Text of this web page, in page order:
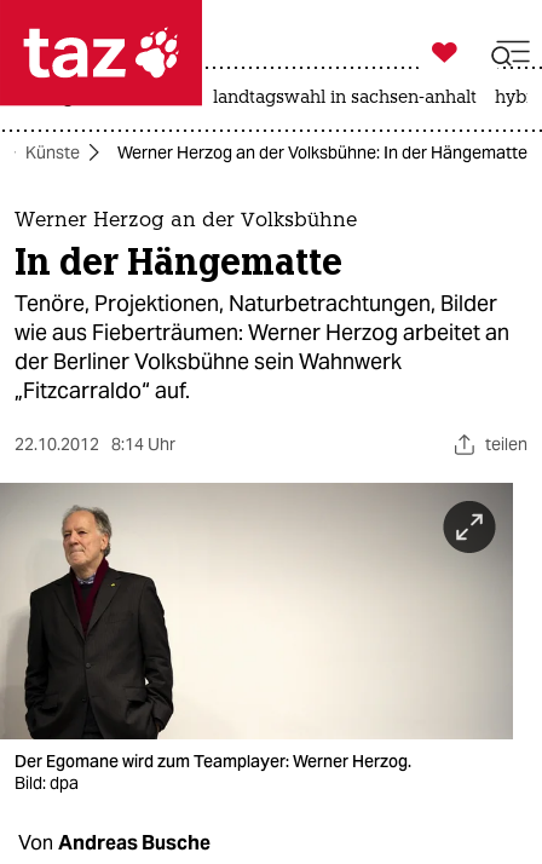
 taz zahl ich
taz zahl ich
themen
politik
öko
gesellschaft
kultur
sport
berlin
nord
wahrheit
verlag
verlag
shop

taz zahl ich
landtagswahl in sachsen-anhalt
Künste Werner Herzog an der Volksbühne: In der Hängematte
Werner Herzog an der Volksbühne
In der Hängematte
Tenöre, Projektionen, Naturbetrachtungen, Bilder
wie aus Fieberträumen: Werner Herzog arbeitet an
der Berliner Volksbühne sein Wahnwerk
„Fitzcarraldo“ auf.
22.10.2012 8:14 Uhr teilen
Der Egomane wird zum Teamplayer: Werner Herzog.
Bild: dpa
Von Andreas Busche